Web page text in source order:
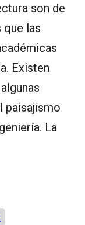
son de
que las
Existen
paisajismo
La